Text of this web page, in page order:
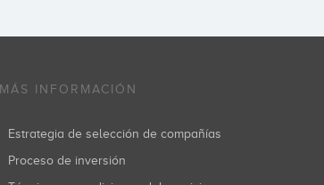
MÁS INFORMACIÓN
Estrategia de selección de compañías
Proceso de inversión